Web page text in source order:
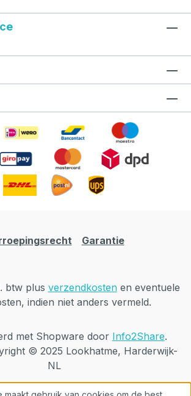
Garantie
btw plus verzendkostenen eventuele
indien niet anders vermeld.
met Shopware door Info2Share.
© 2025 Lookhatme, Harderwijk-
NL